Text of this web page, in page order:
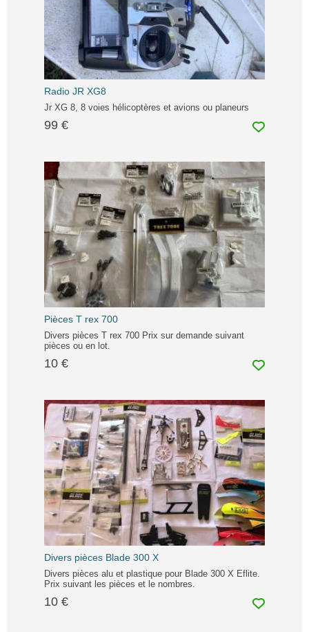
Radio JR XG8
Jr XG 8, 8 voies hélicoptères et avions ou planeurs
99 €
Pièces T rex 700
Divers pièces T rex 700 Prix sur demande suivant
pièces ou en lot.
10 €
Divers pièces Blade 300 X
Divers pièces alu et plastique pour Blade 300 X Eflite.
Prix suivant les pièces et le nombres.
10 €